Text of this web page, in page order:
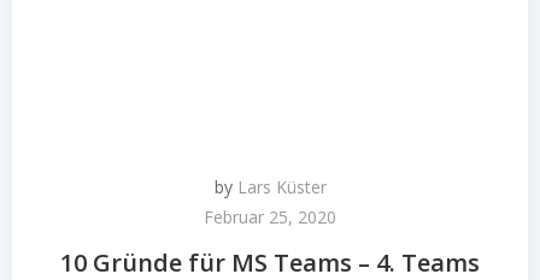
by Lars Küster
Februar 25, 2020
10 Gründe für MS Teams – 4. Teams